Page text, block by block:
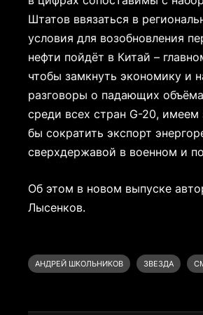
Штатов ввязаться в
условия для возобновления
нефти пойдёт в Китай –
чтобы замкнуть экономику и
разговоры о падающих
среди всех стран G-20, имеем
бы сократить экспорт
сверхдержавой в военном и
Об этом в новом выпуске
Лысенков.
АНДРЕЙ ШКОЛЬНИКОВ
ЗВЕЗДА